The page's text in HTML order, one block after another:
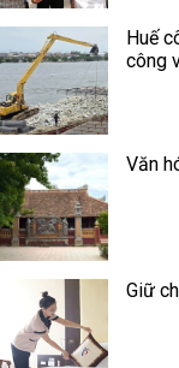
Huế
công
Văn
Giữ